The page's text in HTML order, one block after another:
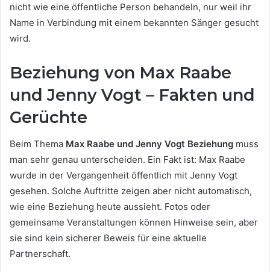
nicht wie eine öffentliche Person behandeln, nur weil ihr
Name in Verbindung mit einem bekannten Sänger gesucht
wird.
Beziehung von Max Raabe
und Jenny Vogt – Fakten und
Gerüchte
Beim Thema Max Raabe und Jenny Vogt Beziehung muss
man sehr genau unterscheiden. Ein Fakt ist: Max Raabe
wurde in der Vergangenheit öffentlich mit Jenny Vogt
gesehen. Solche Auftritte zeigen aber nicht automatisch,
wie eine Beziehung heute aussieht. Fotos oder
gemeinsame Veranstaltungen können Hinweise sein, aber
sie sind kein sicherer Beweis für eine aktuelle
Partnerschaft.